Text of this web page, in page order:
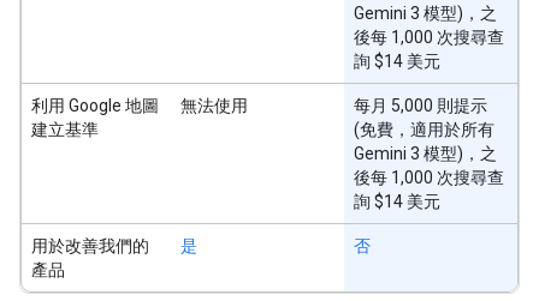
Gemini 3 模型)，之
後每 1,000 次搜尋查
詢 $14 美元
利用 Google 地圖
建立基準
無法使用
每月 5,000 則提示
(免費，適用於所有
Gemini 3 模型)，之
後每 1,000 次搜尋查
詢 $14 美元
用於改善我們的
產品
是 否